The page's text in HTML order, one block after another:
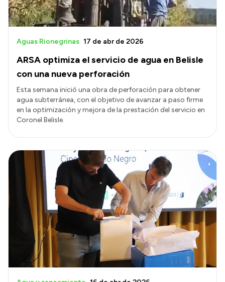
ARSA optimiza el servicio de agua en Belisle
con una nueva perforación
Aguas Rionegrinas 17 de abr de 2026
Esta semana inició una obra de perforación para obtener
agua subterránea, con el objetivo de avanzar a paso firme
en la optimización y mejora de la prestación del servicio en
Coronel Belisle.